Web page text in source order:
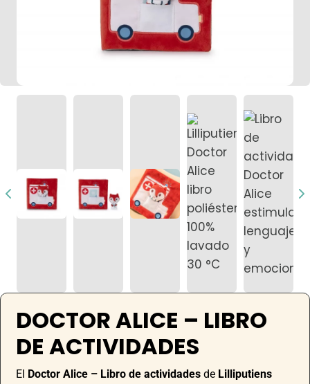
DOCTOR ALICE – LIBRO
DE ACTIVIDADES
El Doctor Alice – Libro de actividades de Lilliputiens